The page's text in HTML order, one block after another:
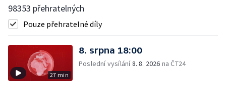
98353 přehratelných
Pouze přehratelné díly
27 min
8. srpna 18:00
Poslední vysílání8. 8. 2026 na ČT24